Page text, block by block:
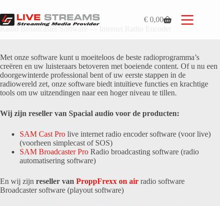
naar
de
Winkelwagen
€ 0,00
Radio Broadcaster Software — Internet Radio Encoder
Met onze software kunt u moeiteloos de beste radioprogramma’s
creëren en uw luisteraars betoveren met boeiende content. Of u nu een
doorgewinterde professional bent of uw eerste stappen in de
radiowereld zet, onze software biedt intuïtieve functies en krachtige
tools om uw uitzendingen naar een hoger niveau te tillen.
Wij zijn reseller van Spacial audio voor de producten:
SAM Cast Pro live internet radio encoder software (voor live)
(voorheen simplecast of SOS)
SAM Broadcaster Pro Radio broadcasting software (radio
automatisering software)
En wij zijn reseller van ProppFrexx on air radio software
Broadcaster software (playout software)